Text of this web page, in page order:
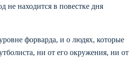
не находится в повестке дня
форварда, и о людях, которые
ни от его окружения, ни от